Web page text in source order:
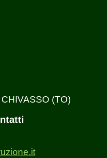
(TO)